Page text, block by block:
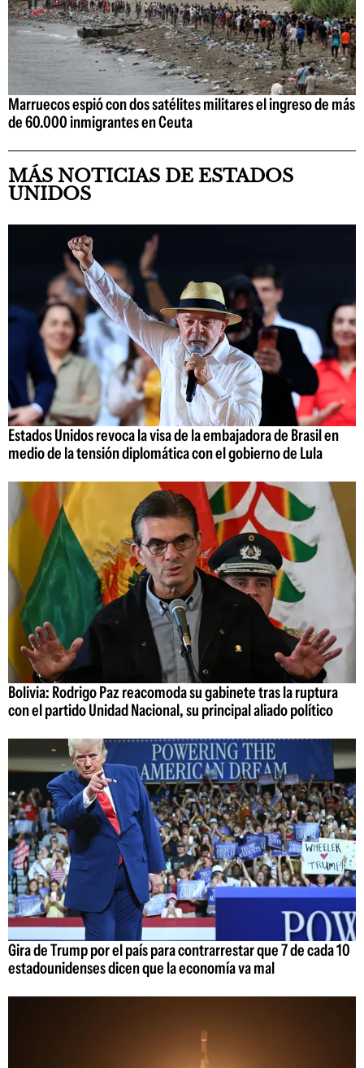
Marruecos espió con dos satélites militares el ingreso de más
de 60.000 inmigrantes en Ceuta
MÁS NOTICIAS DE ESTADOS
UNIDOS
Estados Unidos revoca la visa de la embajadora de Brasil en
medio de la tensión diplomática con el gobierno de Lula
Bolivia: Rodrigo Paz reacomoda su gabinete tras la ruptura
con el partido Unidad Nacional, su principal aliado político
Gira de Trump por el país para contrarrestar que 7 de cada 10
estadounidenses dicen que la economía va mal